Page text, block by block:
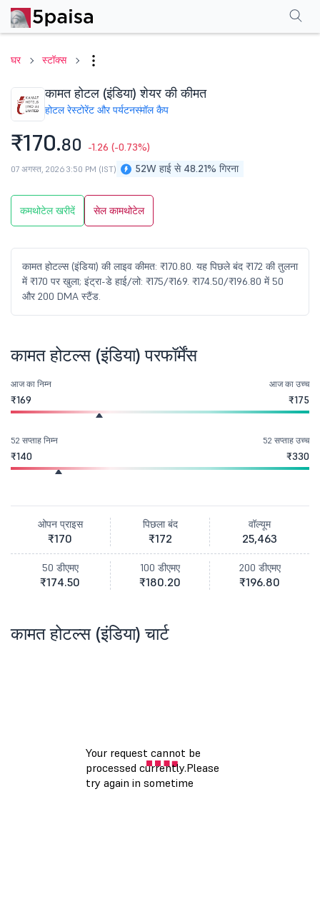
घर स्टॉक्स
कामत होटल (इंडिया) शेयर की कीमत
होटल रेस्टोरेंट और पर्यटनस्मॉल कैप
₹170.80 -1.26 (-0.73%)
52W हाई से 48.21% गिरना
07 अगस्त, 2026 3:50 PM (IST)
कमथोटेल खरीदें सेल कामथोटेल
कामत होटल्स (इंडिया) की लाइव कीमत: ₹170.80. यह पिछले बंद ₹172 की तुलना
में ₹170 पर खुला; इंट्रा-डे हाई/लो: ₹175/₹169. ₹174.50/₹196.80 में 50
और 200 DMA स्टैंड.
परफॉर्मेंसफाइनेंशियल्स सामान्य प्रश्न
कामत होटल्स (इंडिया) परफॉर्मेंस
आज का निम्न
₹169
आज का उच्च
₹175
52 सप्ताह निम्न
₹140
52 सप्ताह उच्च
₹330
ओपन प्राइस
₹170
पिछला बंद
₹172
वॉल्यूम
25,463
50 डीएमए
₹174.50
100 डीएमए
₹180.20
200 डीएमए
₹196.80
कामत होटल्स (इंडिया) चार्ट